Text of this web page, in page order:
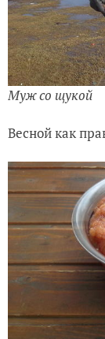
Муж со щукой
Весной как